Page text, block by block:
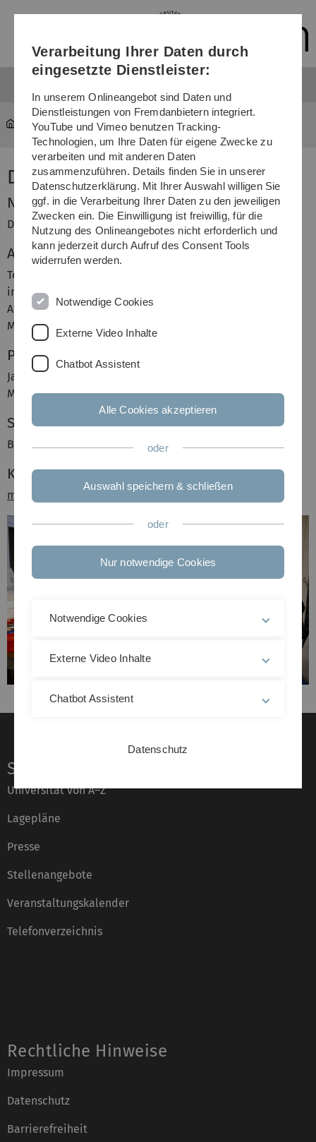
Direkt
Direkt
Direkt
(Sprache,
Drucken,
Media)
Direkt
Direkt
Team 2016 David Werbunat
David Werbunat
Name
David Werbunat
Aufgabenbereich
Teamleitung und Projektmanagement, Prüfstand,
insbesondere Konzeptionierung, Platinen und Elektrik,
ADTF-Einbindung, Einlernen und Unterstützung des
Mechanik-Teams
Programmiersprache/Tools
Java, C, VBA, Latex, PHP, SQL, Eagle, Inventor, AutoCad,
Matlab, ADTF
Studium
B.Sc. Elektrotechnik
Kontakt
mail
Service
Universität von A–Z
Lagepläne
Presse
Stellenangebote
Veranstaltungskalender
Telefonverzeichnis
Rechtliche Hinweise
Impressum
Datenschutz
Barrierefreiheit
Verarbeitung Ihrer Daten durch
eingesetzte Dienstleister:
In unserem Onlineangebot sind Daten und
Dienstleistungen von Fremdanbietern integriert.
YouTube und Vimeo benutzen Tracking-
Technologien, um Ihre Daten für eigene Zwecke zu
verarbeiten und mit anderen Daten
zusammenzuführen. Details finden Sie in unserer
Datenschutzerklärung. Mit Ihrer Auswahl willigen Sie
ggf. in die Verarbeitung Ihrer Daten zu den jeweiligen
Zwecken ein. Die Einwilligung ist freiwillig, für die
Nutzung des Onlineangebotes nicht erforderlich und
kann jederzeit durch Aufruf des Consent Tools
widerrufen werden.
Notwendige Cookies
Externe Video Inhalte
Chatbot Assistent
Alle Cookies akzeptieren
oder
Auswahl speichern & schließen
oder
Nur notwendige Cookies
Notwendige Cookies
Externe Video Inhalte
Chatbot Assistent
Datenschutz